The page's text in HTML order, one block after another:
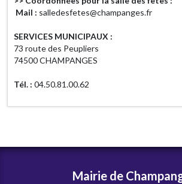
Mail : salledesfetes@champanges.fr
SERVICES MUNICIPAUX :
73 route des Peupliers
74500 CHAMPANGES
Tél. : 04.50.81.00.62
Mairie de